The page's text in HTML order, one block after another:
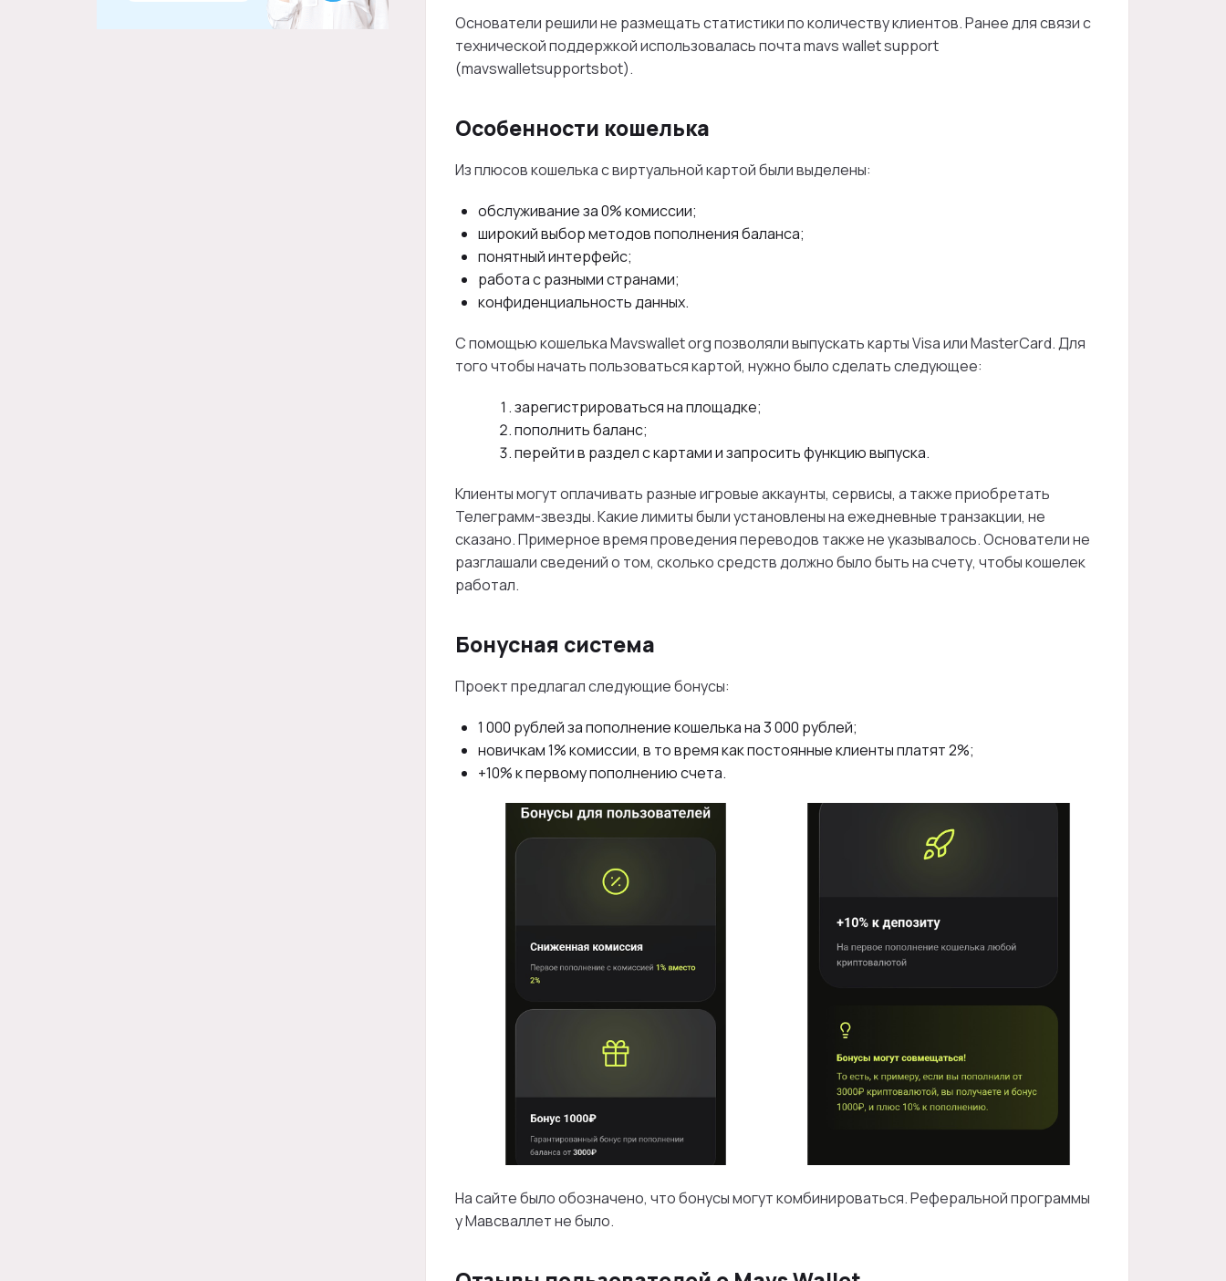
Основатели решили не размещать статистики по количеству клиентов. Ранее для связи с
технической поддержкой использовалась почта mavs wallet support
(mavswalletsupportsbot).
Особенности кошелька
Из плюсов кошелька с виртуальной картой были выделены:
обслуживание за 0% комиссии;
широкий выбор методов пополнения баланса;
понятный интерфейс;
работа с разными странами;
конфиденциальность данных.
С помощью кошелька Mavswallet org позволяли выпускать карты Visa или MasterCard. Для
того чтобы начать пользоваться картой, нужно было сделать следующее:
зарегистрироваться на площадке;
пополнить баланс;
перейти в раздел с картами и запросить функцию выпуска.
Клиенты могут оплачивать разные игровые аккаунты, сервисы, а также приобретать
Телеграмм-звезды. Какие лимиты были установлены на ежедневные транзакции, не
сказано. Примерное время проведения переводов также не указывалось. Основатели не
разглашали сведений о том, сколько средств должно было быть на счету, чтобы кошелек
работал.
Бонусная система
Проект предлагал следующие бонусы:
1 000 рублей за пополнение кошелька на 3 000 рублей;
новичкам 1% комиссии, в то время как постоянные клиенты платят 2%;
+10% к первому пополнению счета.
На сайте было обозначено, что бонусы могут комбинироваться. Реферальной программы
у Мавсваллет не было.